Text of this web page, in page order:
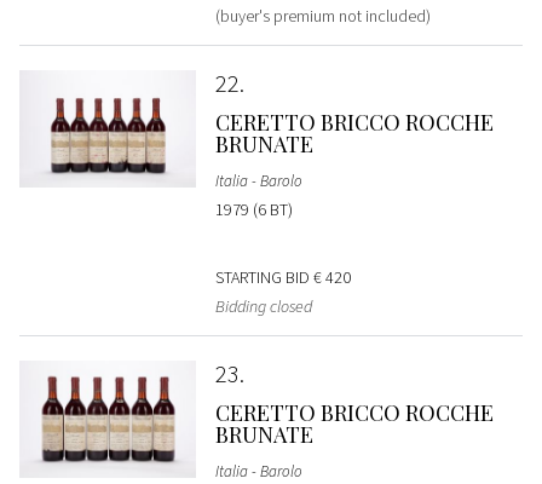
(buyer's premium not included)
22
CERETTO BRICCO ROCCHE
BRUNATE
Italia - Barolo
1979 (6 BT)
STARTING BID € 420
Bidding closed
23
CERETTO BRICCO ROCCHE
BRUNATE
Italia - Barolo